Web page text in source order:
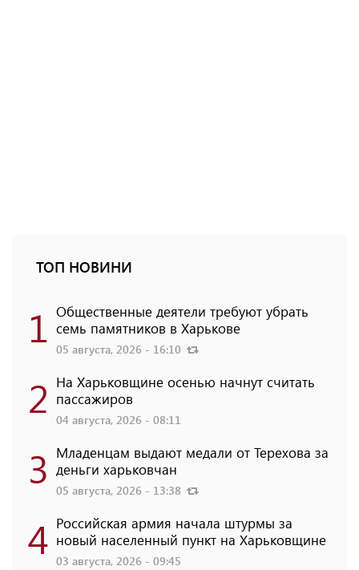
ТОП НОВИНИ
1 Общественные деятели требуют убрать
семь памятников в Харькове
05 августа, 2026 - 16:10
2 На Харьковщине осенью начнут считать
пассажиров
04 августа, 2026 - 08:11
3 Младенцам выдают медали от Терехова за
деньги харьковчан
05 августа, 2026 - 13:38
4 Российская армия начала штурмы за
новый населенный пункт на Харьковщине
03 августа, 2026 - 09:45